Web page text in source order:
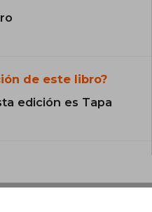
de este libro?
edición es Tapa